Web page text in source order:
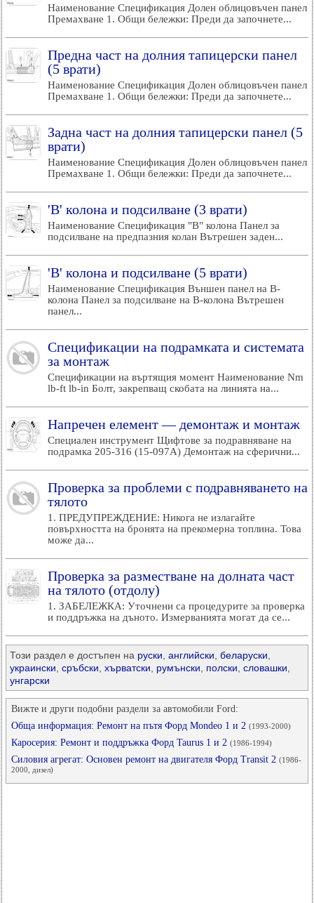
Наименование Спецификация Долен облицовъчен панел
Премахване 1. Общи бележки: Преди да започнете...
Предна част на долния тапицерски панел
(5 врати)
Наименование Спецификация Долен облицовъчен панел
Премахване 1. Общи бележки: Преди да започнете...
Задна част на долния тапицерски панел (5
врати)
Наименование Спецификация Долен облицовъчен панел
Премахване 1. Общи бележки: Преди да започнете...
'B' колона и подсилване (3 врати)
Наименование Спецификация "В" колона Панел за
подсилване на предпазния колан Вътрешен заден...
'B' колона и подсилване (5 врати)
Наименование Спецификация Външен панел на B-
колона Панел за подсилване на B-колона Вътрешен
панел...
Спецификации на подрамката и системата
за монтаж
Спецификации на въртящия момент Наименование Nm
lb-ft lb-in Болт, закрепващ скобата на линията на...
Напречен елемент — демонтаж и монтаж
Специален инструмент Щифтове за подравняване на
подрамка 205-316 (15-097A) Демонтаж на сферични...
Проверка за проблеми с подравняването на
тялото
1. ПРЕДУПРЕЖДЕНИЕ: Никога не излагайте
повърхността на бронята на прекомерна топлина. Това
може да...
Проверка за разместване на долната част
на тялото (отдолу)
1. ЗАБЕЛЕЖКА: Уточнени са процедурите за проверка
и поддръжка на дъното. Измерванията могат да се...
Този раздел е достъпен на руски английски беларуски
украински сръбски хърватски румънски полски словашки
унгарски
Вижте и други подобни раздели за автомобили Ford:
Обща информация: Ремонт на пътя Форд Mondeo 1 и 2 (1993-2000)
Каросерия: Ремонт и поддръжка Форд Taurus 1 и 2 (1986-1994)
Силовия агрегат: Основен ремонт на двигателя Форд Transit 2 (1986-
2000, дизел)